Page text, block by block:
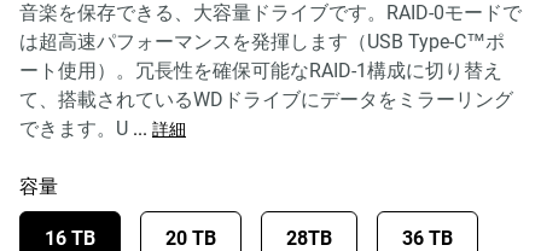
音楽を保存できる、大容量ドライブです。RAID-0モードで
は超高速パフォーマンスを発揮します（USB Type-C™ポ
ート使用）。冗長性を確保可能なRAID-1構成に切り替え
て、搭載されているWDドライブにデータをミラーリング
できます。U ... 詳細
容量
16 TB 20 TB 28TB 36 TB